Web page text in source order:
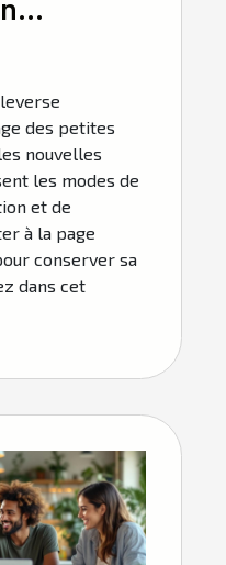
t-
des petites
nouvelles
les modes de
et de
à la page
conserver sa
dans cet